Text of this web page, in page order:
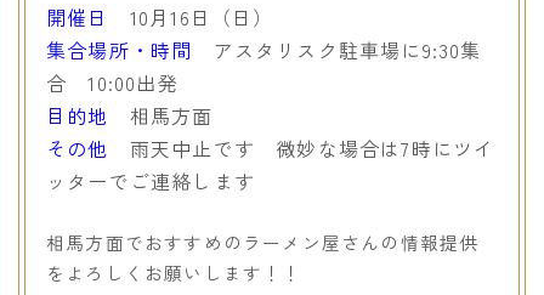
開催日
10月16日（日）
集合場所・時間
アスタリスク駐車場に9:30集
合 10:00出発
目的地 相馬方面
その他 雨天中止です 微妙な場合は7時にツイ
ッターでご連絡します
相馬方面でおすすめのラーメン屋さんの情報提供
をよろしくお願いします！！